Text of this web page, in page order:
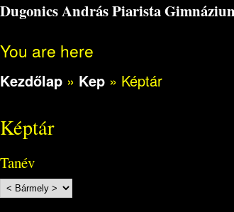
Dugonics András Piarista
You are here
Kezdőlap » Kep » Képtár
Képtár
Tanév